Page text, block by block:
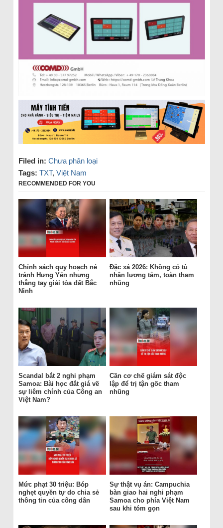
Filed in: Chưa phân loại
Tags: TXT, Việt Nam
RECOMMENDED FOR YOU
Chính sách quy hoạch né
tránh Hưng Yên nhưng
thẳng tay giải tỏa đất Bắc
Ninh
Đặc xá 2026: Không có tù
nhân lương tâm, toàn tham
nhũng
Scandal bắt 2 nghi phạm
Samoa: Bài học đắt giá về
sự liêm chính của Công an
Việt Nam?
Cần cơ chế giám sát độc
lập để trị tận gốc tham
nhũng
Mức phạt 30 triệu: Bóp
nghẹt quyền tự do chia sẻ
thông tin của công dân
Sự thật vụ án: Campuchia
bàn giao hai nghi phạm
Samoa cho phía Việt Nam
sau khi tóm gọn